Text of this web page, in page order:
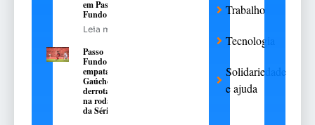
em Passo
Fundo
Leia mais
Passo
Fundo
empata e
Gaúcho é
derrotado
na rodada
da Série A-2
Trabalho
Tecnologia
Solidariedade
e ajuda